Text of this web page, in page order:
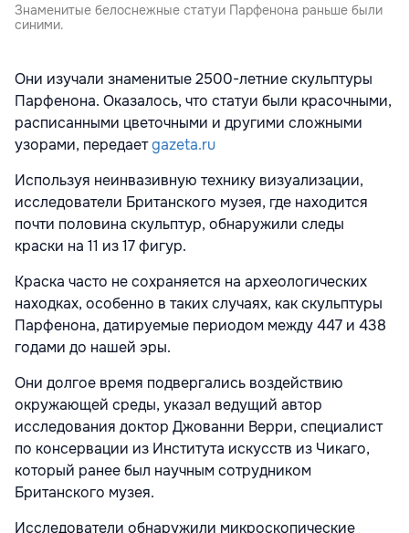
Знаменитые белоснежные статуи Парфенона раньше были
синими.
Они изучали знаменитые 2500-летние скульптуры
Парфенона. Оказалось, что статуи были красочными,
расписанными цветочными и другими сложными
узорами, передаетgazeta.ru
Используя неинвазивную технику визуализации,
исследователи Британского музея, где находится
почти половина скульптур, обнаружили следы
краски на 11 из 17 фигур.
Краска часто не сохраняется на археологических
находках, особенно в таких случаях, как скульптуры
Парфенона, датируемые периодом между 447 и 438
годами до нашей эры.
Они долгое время подвергались воздействию
окружающей среды, указал ведущий автор
исследования доктор Джованни Верри, специалист
по консервации из Института искусств из Чикаго,
который ранее был научным сотрудником
Британского музея.
Исследователи обнаружили микроскопические